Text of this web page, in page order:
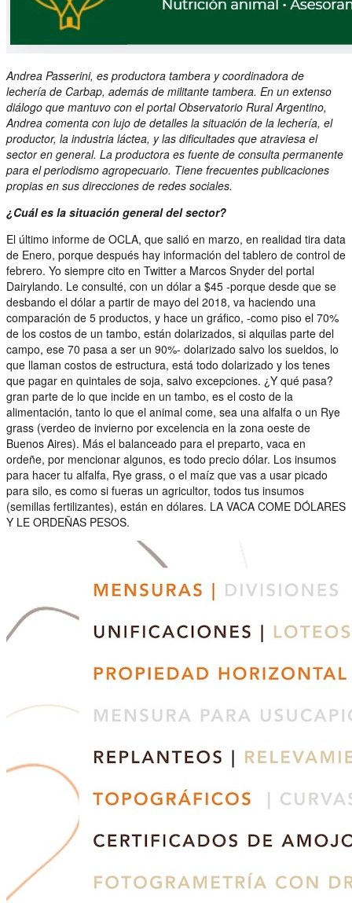
Andrea Passerini, es productora tambera y coordinadora de
lechería de Carbap, además de militante tambera. En un extenso
diálogo que mantuvo con el portal Observatorio Rural Argentino,
Andrea comenta con lujo de detalles la situación de la lechería, el
productor, la industria láctea, y las dificultades que atraviesa el
sector en general. La productora es fuente de consulta permanente
para el periodismo agropecuario. Tiene frecuentes publicaciones
propias en sus direcciones de redes sociales.
¿Cuál es la situación general del sector?
El último informe de OCLA, que salió en marzo, en realidad tira data
de Enero, porque después hay información del tablero de control de
febrero. Yo siempre cito en Twitter a Marcos Snyder del portal
Dairylando. Le consulté, con un dólar a $45 -porque desde que se
desbando el dólar a partir de mayo del 2018, va haciendo una
comparación de 5 productos, y hace un gráfico, -como piso el 70%
de los costos de un tambo, están dolarizados, si alquilas parte del
campo, ese 70 pasa a ser un 90%- dolarizado salvo los sueldos, lo
que llaman costos de estructura, está todo dolarizado y los tenes
que pagar en quintales de soja, salvo excepciones. ¿Y qué pasa?
gran parte de lo que incide en un tambo, es el costo de la
alimentación, tanto lo que el animal come, sea una alfalfa o un Rye
grass (verdeo de invierno por excelencia en la zona oeste de
Buenos Aires). Más el balanceado para el preparto, vaca en
ordeñe, por mencionar algunos, es todo precio dólar. Los insumos
para hacer tu alfalfa, Rye grass, o el maíz que vas a usar picado
para silo, es como si fueras un agricultor, todos tus insumos
(semillas fertilizantes), están en dólares. LA VACA COME DÓLARES
Y LE ORDEÑAS PESOS.